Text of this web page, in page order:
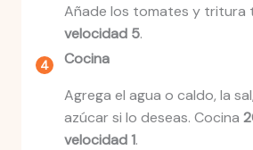
Añade los tomates y tritura
velocidad 5.
Cocina
Agrega el agua o caldo, la
azúcar si lo deseas. Cocina
velocidad 1.